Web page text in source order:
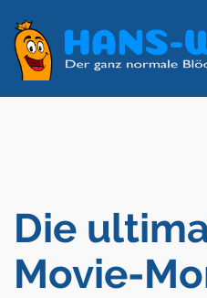
Die
Movie-